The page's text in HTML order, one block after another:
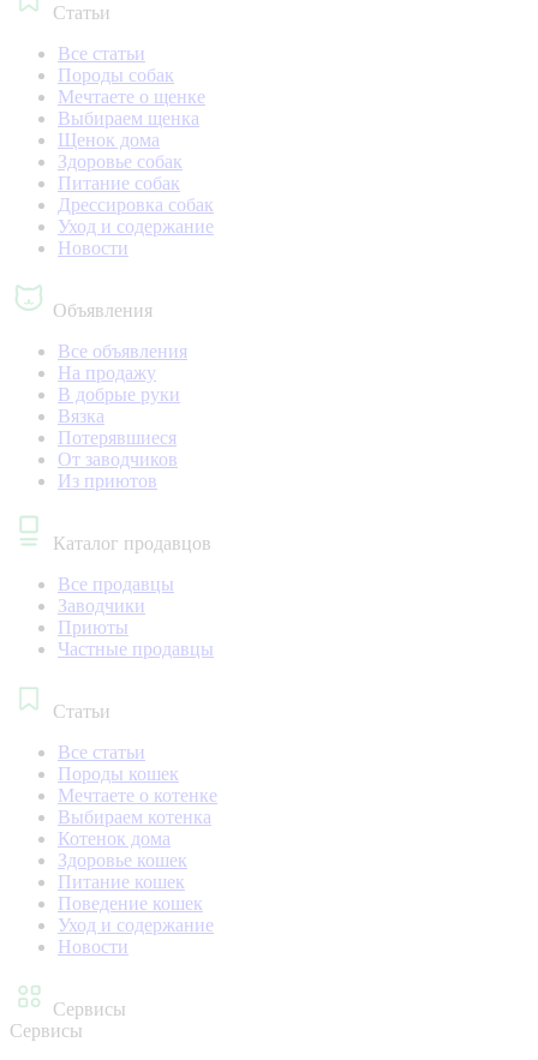
Статьи
Все статьи
Породы собак
Мечтаете о щенке
Выбираем щенка
Щенок дома
Здоровье собак
Питание собак
Дрессировка собак
Уход и содержание
Новости
Объявления
Все объявления
На продажу
В добрые руки
Вязка
Потерявшиеся
От заводчиков
Из приютов
Каталог продавцов
Все продавцы
Заводчики
Приюты
Частные продавцы
Статьи
Все статьи
Породы кошек
Мечтаете о котенке
Выбираем котенка
Котенок дома
Здоровье кошек
Питание кошек
Поведение кошек
Уход и содержание
Новости
Сервисы
Сервисы